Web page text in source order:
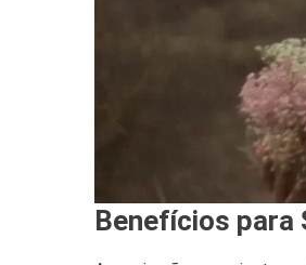
Benefícios para